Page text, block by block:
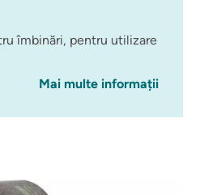
îmbinări, pentru utilizare
Mai multe informații